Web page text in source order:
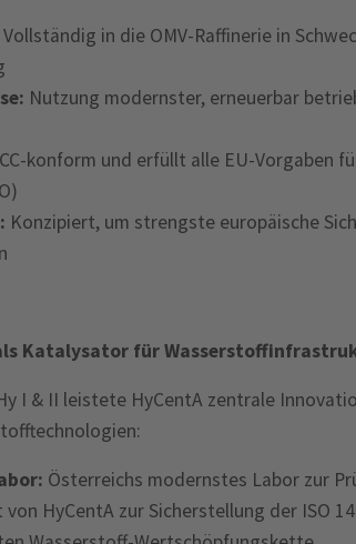
Vollständig in die OMV-Raffinerie in
Nutzung modernster, erneuerbar
konform und erfüllt alle EU-Vorgaben
Konzipiert, um strengste europäische
Katalysator für
I & II leistete HyCentA zentrale
Österreichs modernstes Labor zur
HyCentA zur Sicherstellung der ISO